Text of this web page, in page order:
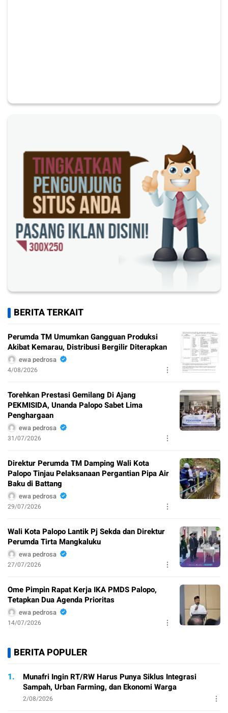
BERITA TERKAIT
Perumda TM Umumkan Gangguan Produksi
Akibat Kemarau, Distribusi Bergilir Diterapkan
ewa pedrosa
4/08/2026
Torehkan Prestasi Gemilang Di Ajang
PEKMISIDA, Unanda Palopo Sabet Lima
Penghargaan
ewa pedrosa
31/07/2026
Direktur Perumda TM Damping Wali Kota
Palopo Tinjau Pelaksanaan Pergantian Pipa Air
Baku di Battang
ewa pedrosa
29/07/2026
Wali Kota Palopo Lantik Pj Sekda dan Direktur
Perumda Tirta Mangkaluku
ewa pedrosa
27/07/2026
Ome Pimpin Rapat Kerja IKA PMDS Palopo,
Tetapkan Dua Agenda Prioritas
ewa pedrosa
14/07/2026
BERITA POPULER
1.
Munafri Ingin RT/RW Harus Punya Siklus Integrasi
Sampah, Urban Farming, dan Ekonomi Warga
2/08/2026